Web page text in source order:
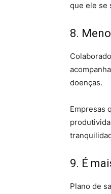
que ele se
8.
doenças.
Empresas
9. É
Plano de